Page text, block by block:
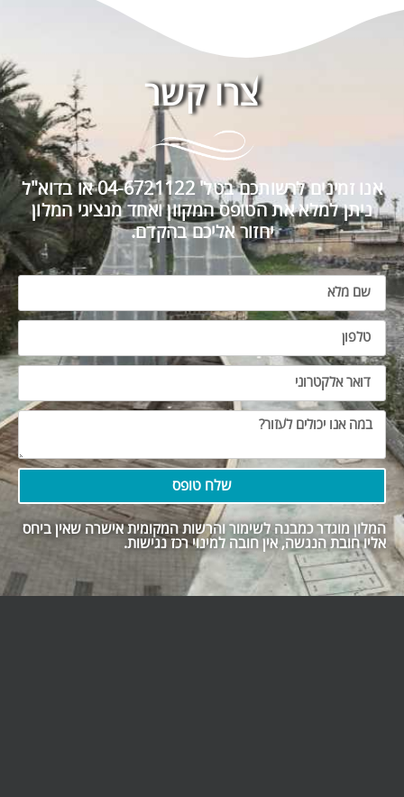
צרו קשר
אנו זמינים לרשותכם בטל' 04-6721122 או בדוא"ל
ניתן למלא את הטופס המקוון ואחד מנציגי המלון
יחזור אליכם בהקדם.
שלח טופס
המלון מוגדר כמבנה לשימור והרשות המקומית אישרה שאין ביחס
אליו חובת הנגשה, אין חובה למינוי רכז נגישות.